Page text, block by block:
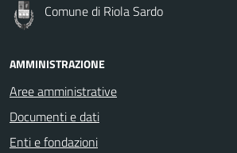
Comune di Riola Sardo
AMMINISTRAZIONE
Aree amministrative
Documenti e dati
Enti e fondazioni